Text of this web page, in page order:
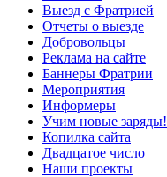
Выезд с Фратрией
Отчеты о выезде
Добровольцы
Реклама на сайте
Баннеры Фратрии
Мероприятия
Информеры
Учим новые заряды!
Копилка сайта
Двадцатое число
Наши проекты